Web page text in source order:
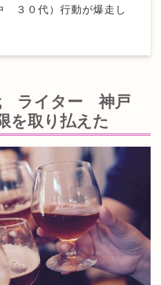
３０代）行動が爆走し
ライター 神戸
を取り払えた